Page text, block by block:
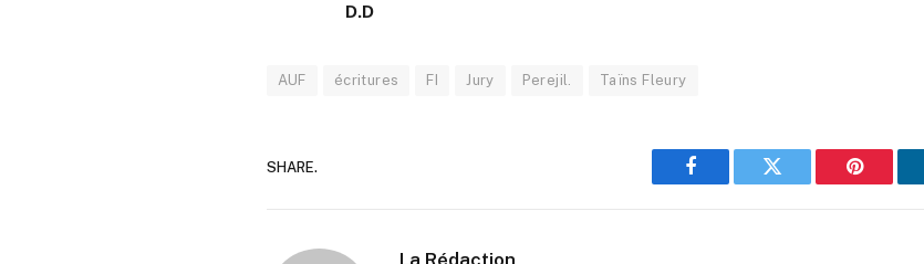
D.D
AUF écritures FI Jury Perejil. Taïns Fleury
SHARE.
Facebook Twitter Pinterest